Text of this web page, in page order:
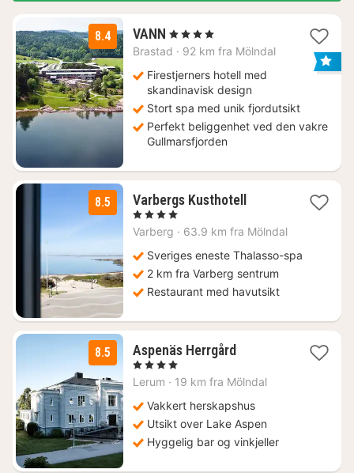
8.4 VANN 2
netter
1525
kr.
, 4 Stjerner
Brastad · 92 km fra Mölndal
Firestjerners hotell med
skandinavisk design
Stort spa med unik fjordutsikt
Perfekt beliggenhet ved den vakre
Gullmarsfjorden
8.5 Varbergs Kusthotell 1
fra
kr.
, 4 Stjerner
Varberg · 63.9 km fra Mölndal
Sveriges eneste Thalasso-spa
2 km fra Varberg sentrum
Restaurant med havutsikt
8.5 Aspenäs Herrgård1
fra
kr.
, 4 Stjerner
Lerum · 19 km fra Mölndal
Vakkert herskapshus
Utsikt over Lake Aspen
Hyggelig bar og vinkjeller